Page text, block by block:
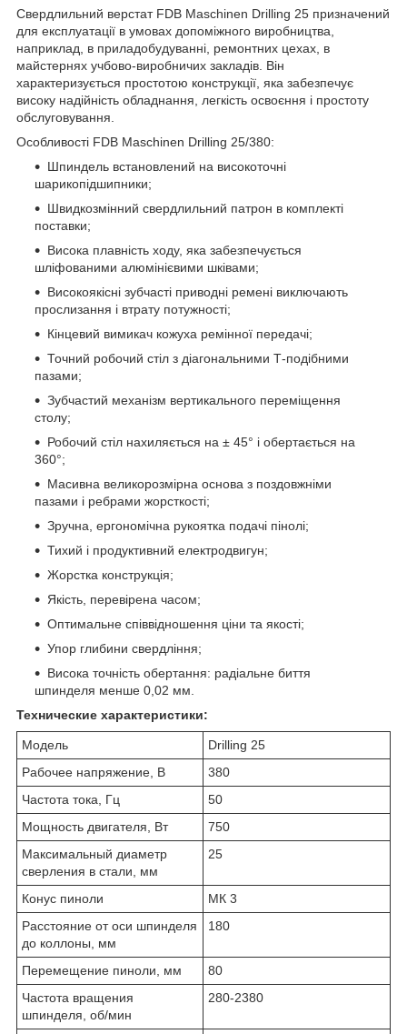
Свердлильний верстат FDB Maschinen Drilling 25 призначений
для експлуатації в умовах допоміжного виробництва,
наприклад, в приладобудуванні, ремонтних цехах, в
майстернях учбово-виробничих закладів. Він
характеризується простотою конструкції, яка забезпечує
високу надійність обладнання, легкість освоєння і простоту
обслуговування.
Особливості FDB Maschinen Drilling 25/380:
Шпиндель встановлений на високоточні
шарикопідшипники;
Швидкозмінний свердлильний патрон в комплекті
поставки;
Висока плавність ходу, яка забезпечується
шліфованими алюмінієвими шківами;
Високоякісні зубчасті приводні ремені виключають
прослизання і втрату потужності;
Кінцевий вимикач кожуха ремінної передачі;
Точний робочий стіл з діагональними Т-подібними
пазами;
Зубчастий механізм вертикального переміщення
столу;
Робочий стіл нахиляється на ± 45° і обертається на
360°;
Масивна великорозмірна основа з поздовжніми
пазами і ребрами жорсткості;
Зручна, ергономічна рукоятка подачі пінолі;
Тихий і продуктивний електродвигун;
Жорстка конструкція;
Якість, перевірена часом;
Оптимальне співвідношення ціни та якості;
Упор глибини свердління;
Висока точність обертання: радіальне биття
шпинделя менше 0,02 мм.
Технические характеристики:
Модель
Drilling 25
Рабочее напряжение, В
380
Частота тока, Гц
50
Мощность двигателя, Вт
750
Максимальный диаметр
сверления в стали, мм
25
Конус пиноли
МК 3
Расстояние от оси шпинделя
до коллоны, мм
180
Перемещение пиноли, мм
80
Частота вращения
шпинделя, об/мин
280-2380